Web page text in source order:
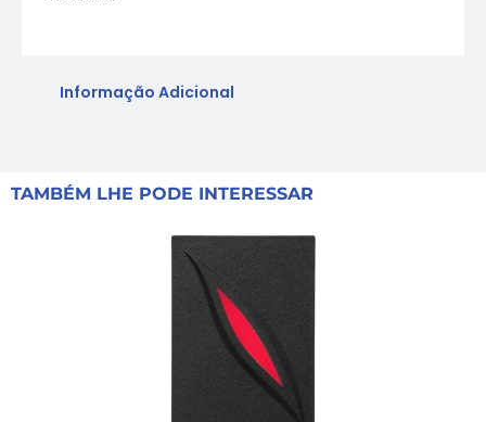
Informação Adicional
TAMBÉM LHE PODE INTERESSAR